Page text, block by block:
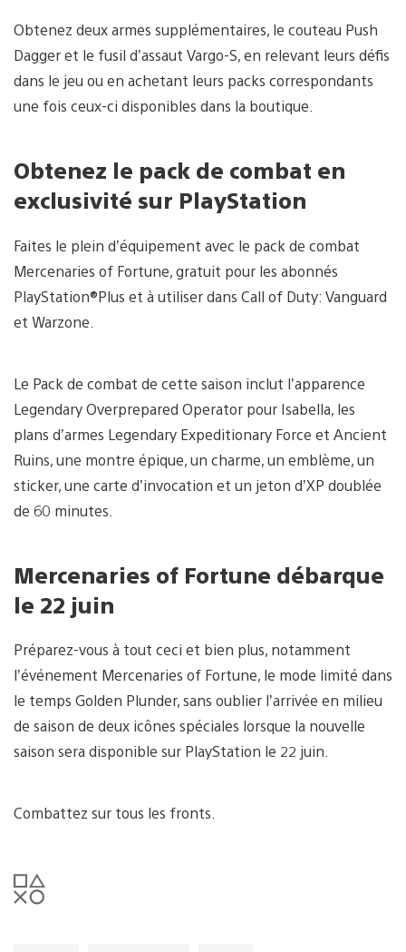
Obtenez deux armes supplémentaires, le couteau Push
Dagger et le fusil d’assaut Vargo-S, en relevant leurs défis
dans le jeu ou en achetant leurs packs correspondants
une fois ceux-ci disponibles dans la boutique.
Obtenez le pack de combat en
exclusivité sur PlayStation
Faites le plein d’équipement avec le pack de combat
Mercenaries of Fortune, gratuit pour les abonnés
PlayStation®Plus et à utiliser dans Call of Duty: Vanguard
et Warzone.
Le Pack de combat de cette saison inclut l’apparence
Legendary Overprepared Operator pour Isabella, les
plans d’armes Legendary Expeditionary Force et Ancient
Ruins, une montre épique, un charme, un emblème, un
sticker, une carte d’invocation et un jeton d’XP doublée
de 60 minutes.
Mercenaries of Fortune débarque
le 22 juin
Préparez-vous à tout ceci et bien plus, notamment
l’événement Mercenaries of Fortune, le mode limité dans
le temps Golden Plunder, sans oublier l’arrivée en milieu
de saison de deux icônes spéciales lorsque la nouvelle
saison sera disponible sur PlayStation le 22 juin.
Combattez sur tous les fronts.